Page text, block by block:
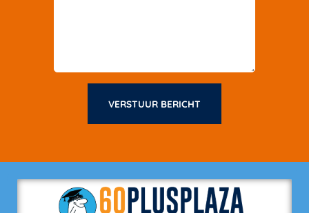
VERSTUUR BERICHT